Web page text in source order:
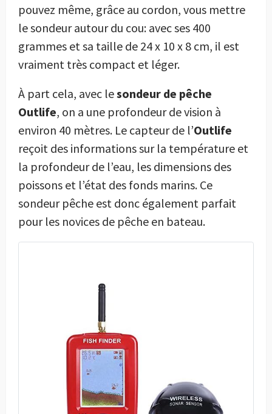
pouvez même, grâce au cordon, vous mettre
le sondeur autour du cou: avec ses 400
grammes et sa taille de 24 x 10 x 8 cm, il est
vraiment très compact et léger.
À part cela, avec lesondeur de pêche
Outlife, on a une profondeur de vision à
environ 40 mètres. Le capteur de l’Outlife
reçoit des informations sur la température et
la profondeur de l’eau, les dimensions des
poissons et l’état des fonds marins. Ce
sondeur pêche est donc également parfait
pour les novices de pêche en bateau.